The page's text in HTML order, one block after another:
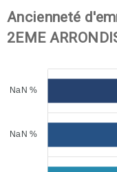
Ancienneté
2EME
NaN %
NaN %